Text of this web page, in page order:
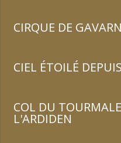
CIRQUE DE
CIEL ÉTOILÉ
COL DU
L'ARDIDEN